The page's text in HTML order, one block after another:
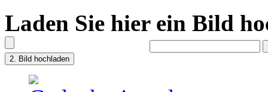
Laden Sie hier ein Bild